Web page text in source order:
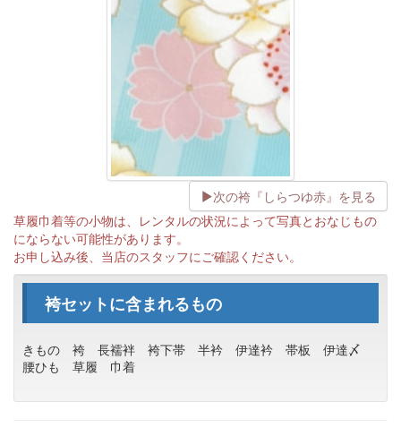
次の袴『しらつゆ赤』を見る
草履巾着等の小物は、レンタルの状況によって写真とおなじもの
にならない可能性があります。
お申し込み後、当店のスタッフにご確認ください。
袴セットに含まれるもの
きもの 袴 長襦袢 袴下帯 半衿 伊達衿 帯板
伊達〆
腰ひも
草履 巾着